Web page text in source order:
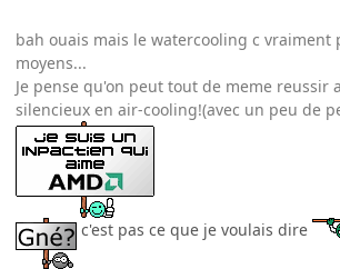
bah ouais mais le watercooling c vraiment
moyens...
Je pense qu'on peut tout de meme reussir
silencieux en air-cooling!(avec un peu de
c'est pas ce que je voulais dire